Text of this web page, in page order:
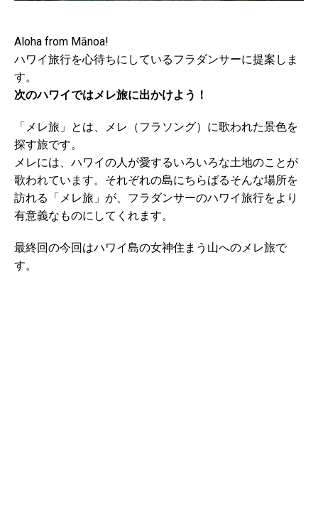
Aloha from Mānoa!
ハワイ旅行を心待ちにしているフラダンサーに提案しま
す。
次のハワイではメレ旅に出かけよう！
「メレ旅」とは、メレ（フラソング）に歌われた景色を
探す旅です。
メレには、ハワイの人が愛するいろいろな土地のことが
歌われています。それぞれの島にちらばるそんな場所を
訪れる「メレ旅」が、フラダンサーのハワイ旅行をより
有意義なものにしてくれます。
最終回の今回はハワイ島の女神住まう山へのメレ旅で
す。